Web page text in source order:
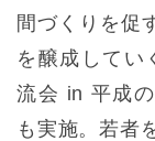
間づくりを促
を醸成してい
流会 in 平成
も実施。若者